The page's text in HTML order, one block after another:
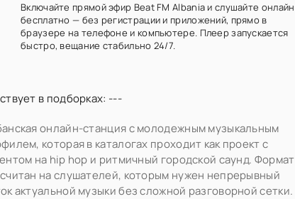
Включайте прямой эфир Beat FM Albania и слушайте онлайн
бесплатно — без регистрации и приложений, прямо в
браузере на телефоне и компьютере. Плеер запускается
быстро, вещание стабильно 24/7.
в подборках: ---
онлайн-станция с молодежным музыкальным
которая в каталогах проходит как проект с
на hip hop и ритмичный городской саунд. Формат
на слушателей, которым нужен непрерывный
актуальной музыки без сложной разговорной сетки.